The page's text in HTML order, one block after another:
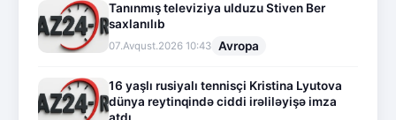
Tanınmış televiziya ulduzu Stiven Ber
saxlanılıb
07.Avqust.2026 10:43 Avropa
16 yaşlı rusiyalı tennisçi Kristina Lyutova
dünya reytinqində ciddi irəliləyişə imza